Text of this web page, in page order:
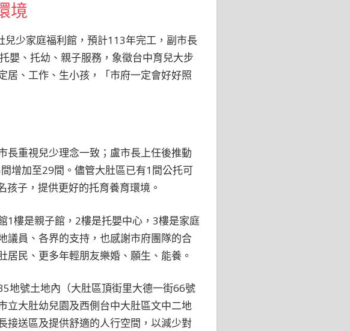
境
少家庭福利館，預計113年完工，副市長
嬰、托幼、親子服務，象徵台中育兒大步
居、工作、生小孩，「市府一定會好好照
長重視兒少理念一致；盧市長上任後推動
增加至29間。儘管大肚區已有1間公托可
子，提供更好的托育養育環境。
1樓是親子館，2樓是托嬰中心，3樓是家庭
議員、各界的支持，也感謝市府團隊的合
民、更多年輕朋友樂婚、願生、能養。
地號土地內（大肚區頂街里大德一街66號
立大肚幼兒園及西側台中大肚區文中二地
接送區及提供舒適的人行空間，以減少對